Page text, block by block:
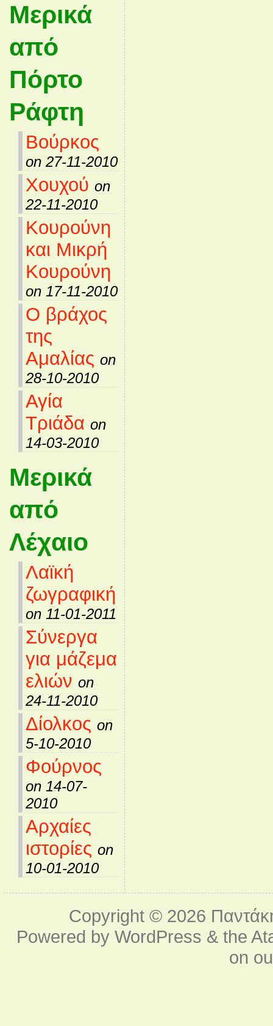
Μερικά
από
Πόρτο
Ράφτη
Βούρκος
on 27-11-2010
Χουχού on
22-11-2010
Κουρούνη
και Μικρή
Κουρούνη
on 17-11-2010
Ο βράχος
της
Αμαλίας on
28-10-2010
Αγία
Τριάδα on
14-03-2010
Μερικά
από
Λέχαιο
Λαϊκή
ζωγραφική
on 11-01-2011
Σύνεργα
για μάζεμα
ελιών on
24-11-2010
Δίολκος on
5-10-2010
Φούρνος
on 14-07-
2010
Αρχαίες
ιστορίες on
10-01-2010
Copyright © 2026
Powered byWordPress & the
on